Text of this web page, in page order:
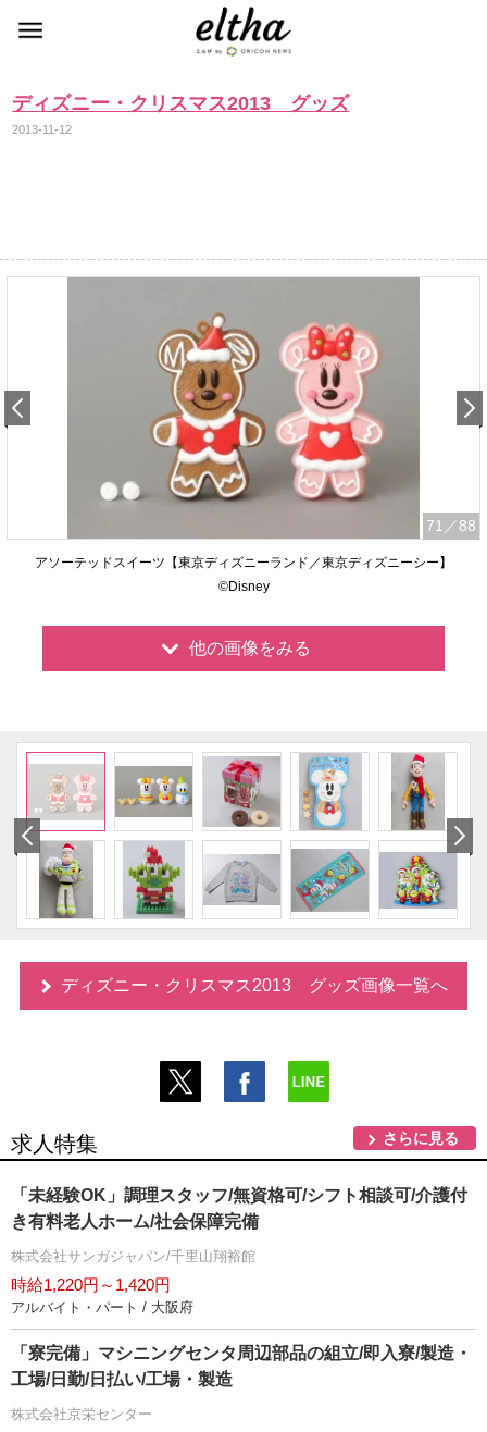
ディズニー・クリスマス2013 グッズ
2013-11-12
71 ／88
アソーテッドスイーツ【東京ディズニーランド／東京ディズニーシー】
©Disney
他の画像をみる
ディズニー・クリスマス2013 グッズ画像一覧へ
求人特集 さらに見る
「未経験OK」調理スタッフ/無資格可/シフト相談可/介護付
き有料老人ホーム/社会保障完備
株式会社サンガジャパン/千里山翔裕館
時給1,220円～1,420円
アルバイト・パート / 大阪府
「寮完備」マシニングセンタ周辺部品の組立/即入寮/製造・
工場/日勤/日払い/工場・製造
株式会社京栄センター